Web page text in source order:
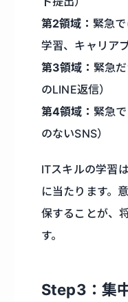
第2領域： 緊急
学習、キャリア
第3領域： 緊急
のLINE返信）
第4領域： 緊急
のないSNS）
ITスキルの学習
に当たります。
保することが、
す。
Step3：集